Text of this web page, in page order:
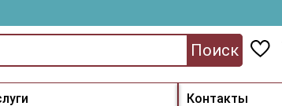
Контакты
Поиск